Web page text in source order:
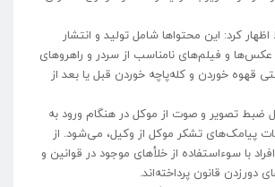
کرد: این محتواها شامل تولید و انتشار
و فیلم‌های نامناسب از سردر و راهروهای
قهوه خوردن و کله‌پاچه خوردن قبل یا بعد از
ضبط تصویر و صوت از موکل در هنگام ورود به
پیامک‌های تشکر موکل از وکیل، می‌شود. از
با سوءاستفاده از خلأهای موجود در قوانین و
دورزدن قانون پرداخته‌اند.